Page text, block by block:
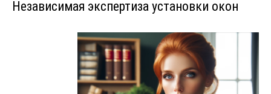
Независимая экспертиза установки окон